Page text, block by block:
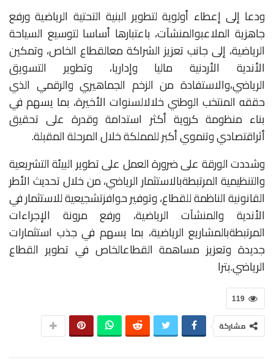
ودعا إلى إعطاء أولوية لتطوير البنية التحتية الرياضية ورفع
جاهزية الملاعبوالمنشآت، باعتبارها أساسا لتوسيع السياحة
الرياضية، إلىجانبتعزيز الشراكةمعالقطاع الخاص، وتمكين
الأندية
الأردنية ماليا وإداريا، وتطوير
التسويق
الرياضي،والاستفادة من الزخم الجماهيري والرقمي الذي
حققه المنتخب الوطنيخلالالسنوات الأخيرة، بما يسهمفي
بناء منظومة كروية أكثر استدامة وقدرة على تحقيق
أثراقتصاديوتنمويأكبرللمملكةخلالالمرحلةالمقبلة.
وشددتالورقة علىضرورةالعمل علىتطويرالبيئةالتشريعية
والتنظيميةالمرتبطةبالاستثمارالرياضي،منخلالتحديثالأطر
القانونيةالناظمةللقطاع،وتوفيرحوافزتشجيعيةللاستثمارفي
الأندية
والمنشآت الرياضية، ورفع مرونة
الإجراءات
المرتبطةبالمشاريع الرياضية، بما يسهم في جذب استثمارات
جديدة وتعزيز مساهمة القطاعالخاص في تطوير القطاع
الرياضي.بترا
119
مشاركة